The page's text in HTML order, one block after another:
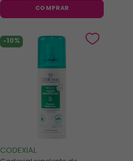
COMPRAR
-10%
CODEXIAL